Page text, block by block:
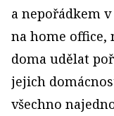
a nepořádkem
na home office,
doma udělat
jejich
všechno